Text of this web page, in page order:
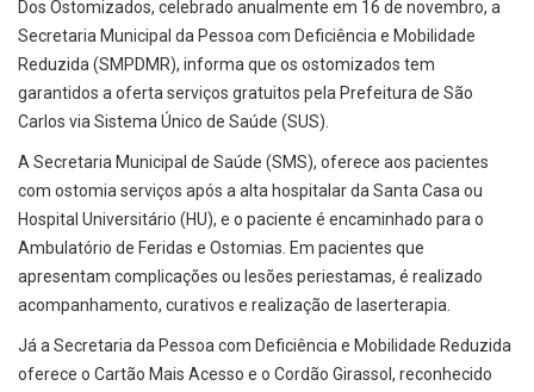
Dos Ostomizados, celebrado anualmente em 16 de novembro, a
Secretaria Municipal da Pessoa com Deficiência e Mobilidade
Reduzida (SMPDMR), informa que os ostomizados tem
garantidos a oferta serviços gratuitos pela Prefeitura de São
Carlos via Sistema Único de Saúde (SUS).
A Secretaria Municipal de Saúde (SMS), oferece aos pacientes
com ostomia serviços após a alta hospitalar da Santa Casa ou
Hospital Universitário (HU), e o paciente é encaminhado para o
Ambulatório de Feridas e Ostomias. Em pacientes que
apresentam complicações ou lesões periestamas, é realizado
acompanhamento, curativos e realização de laserterapia.
Já a Secretaria da Pessoa com Deficiência e Mobilidade Reduzida
oferece o Cartão Mais Acesso e o Cordão Girassol, reconhecido